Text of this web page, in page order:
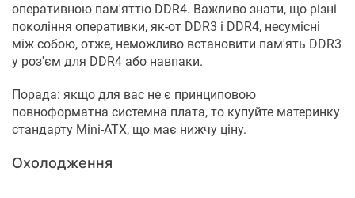
оперативною пам'яттю DDR4. Важливо знати, що різні
покоління оперативки, як-от DDR3 і DDR4, несумісні
між собою, отже, неможливо встановити пам'ять DDR3
у роз'єм для DDR4 або навпаки.
Порада: якщо для вас не є принциповою
повноформатна системна плата, то купуйте материнку
стандарту Mini-ATX, що має нижчу ціну.
Охолодження